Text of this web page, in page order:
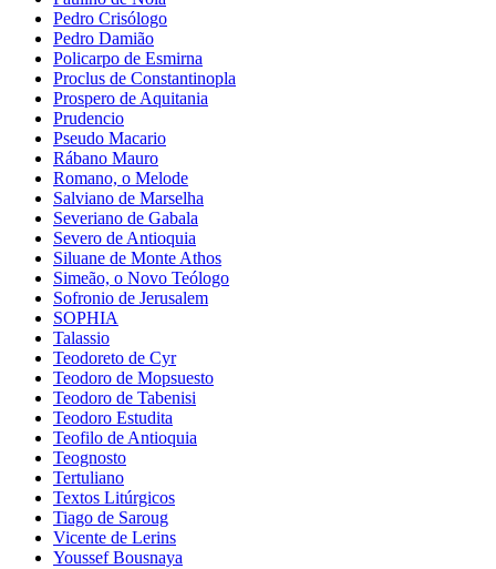
Pedro Crisólogo
Pedro Damião
Policarpo de Esmirna
Proclus de Constantinopla
Prospero de Aquitania
Prudencio
Pseudo Macario
Rábano Mauro
Romano, o Melode
Salviano de Marselha
Severiano de Gabala
Severo de Antioquia
Siluane de Monte Athos
Simeão, o Novo Teólogo
Sofronio de Jerusalem
SOPHIA
Talassio
Teodoreto de Cyr
Teodoro de Mopsuesto
Teodoro de Tabenisi
Teodoro Estudita
Teofilo de Antioquia
Teognosto
Tertuliano
Textos Litúrgicos
Tiago de Saroug
Vicente de Lerins
Youssef Bousnaya